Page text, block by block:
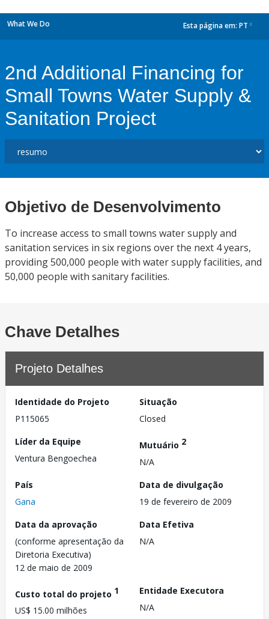
What We Do Esta página em: PT
2nd Additional Financing for
Small Towns Water Supply &
Sanitation Project
Objetivo de Desenvolvimento
To increase access to small towns water supply and
sanitation services in six regions over the next 4 years,
providing 500,000 people with water supply facilities, and
50,000 people with sanitary facilities.
Chave Detalhes
Projeto Detalhes
Identidade do Projeto
P115065
Situação
Closed
Líder da Equipe
Ventura Bengoechea
Mutuário 2
N/A
País
Gana
Data de divulgação
19 de fevereiro de 2009
Data da aprovação
(conforme apresentação da
Diretoria Executiva)
12 de maio de 2009
Data Efetiva
N/A
Custo total do projeto 1
US$ 15.00 milhões
Entidade Executora
N/A